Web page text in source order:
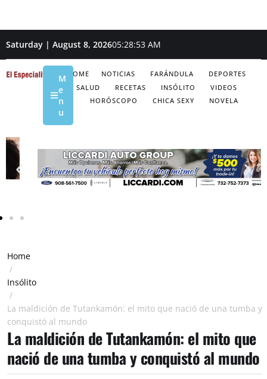
Saturday | August 8, 202605:28:54 AM
HOME NOTICIAS FARÁNDULA
DEPORTES
SALUD
RECETAS INSÓLITO
VIDEOS
HORÓSCOPO
CHICA SEXY NOVELA
M
e
n
u
Home
/
Insólito
/
La maldición de Tutankamón: el mito que nació de una tumba y
conquistó al mundo
La maldición de Tutankamón: el mito que
nació de una tumba y conquistó al mundo